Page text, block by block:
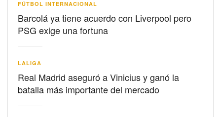
FÚTBOL INTERNACIONAL
Barcolá ya tiene acuerdo con Liverpool pero
PSG exige una fortuna
LALIGA
Real Madrid aseguró a Vinicius y ganó la
batalla más importante del mercado